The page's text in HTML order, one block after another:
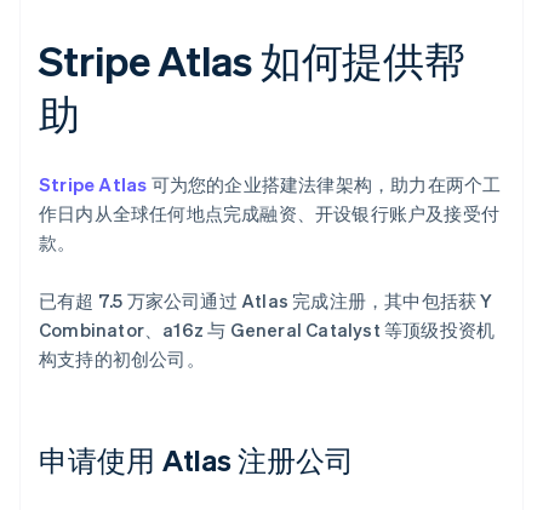
Stripe Atlas 如何提供帮
助
Stripe Atlas 可为您的企业搭建法律架构，助力在两个工
作日内从全球任何地点完成融资、开设银行账户及接受付
款。
已有超 7.5 万家公司通过 Atlas 完成注册，其中包括获 Y
Combinator、a16z 与 General Catalyst 等顶级投资机
构支持的初创公司。
申请使用 Atlas 注册公司